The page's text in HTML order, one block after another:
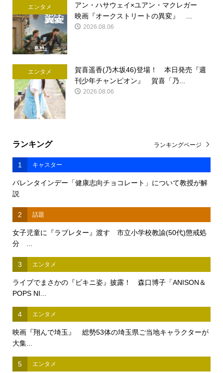
エンタメ
アン・ハサウェイ×ユアン・マクレガー
映画『オークストリートの異変』 ...
2026.08.06
エンタメ
賀喜遥香(乃木坂46)登場！ 本日発売『週
刊少年チャンピオン』 賀喜「乃...
2026.08.06
ランキング
1 キャスター
バレンタインデー「健康志向チョコレート」について教授が解
説
2 話題
女子児童に『ラブレター』渡す 市立小学校教諭(50代)懲戒処
分 ...
3 エンタメ
ライブでまさかの『ビキニ姿』披露！ 森口博子「ANISON＆
POPS NI...
4 エンタメ
映画『翔んで埼玉』 総勢53体の埼玉県ご当地キャラクターが
大集...
5 エンタメ
ランキングページ